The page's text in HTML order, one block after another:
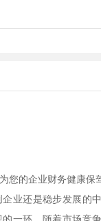
您的企业财务健康保
业还是稳步发展的
一环。随着市场竞